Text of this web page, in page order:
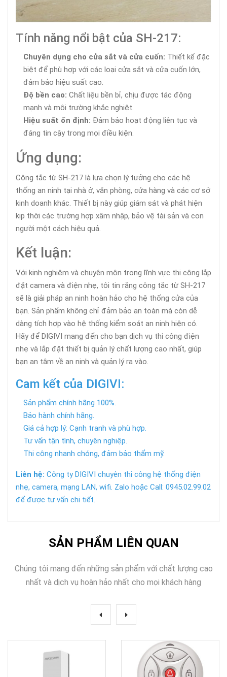
Tính năng nổi bật của SH-217:
Chuyên dụng cho cửa sắt và cửa cuốn: Thiết kế đặc
biệt để phù hợp với các loại cửa sắt và cửa cuốn lớn,
đảm bảo hiệu suất cao.
Độ bền cao: Chất liệu bền bỉ, chịu được tác động
mạnh và môi trường khắc nghiệt.
Hiệu suất ổn định: Đảm bảo hoạt động liên tục và
đáng tin cậy trong mọi điều kiện.
Ứng dụng:
Công tắc từ SH-217 là lựa chọn lý tưởng cho các hệ
thống an ninh tại nhà ở, văn phòng, cửa hàng và các cơ sở
kinh doanh khác. Thiết bị này giúp giám sát và phát hiện
kịp thời các trường hợp xâm nhập, bảo vệ tài sản và con
người một cách hiệu quả.
Kết luận:
Với kinh nghiệm và chuyên môn trong lĩnh vực thi công lắp
đặt camera và điện nhẹ, tôi tin rằng công tắc từ SH-217
sẽ là giải pháp an ninh hoàn hảo cho hệ thống cửa của
bạn. Sản phẩm không chỉ đảm bảo an toàn mà còn dễ
dàng tích hợp vào hệ thống kiểm soát an ninh hiện có.
Hãy để DIGIVI mang đến cho bạn dịch vụ thi công điện
nhẹ và lắp đặt thiết bị quản lý chất lượng cao nhất, giúp
bạn an tâm về an ninh và quản lý ra vào.
Cam kết của DIGIVI:
Sản phẩm chính hãng 100%.
Bảo hành chính hãng.
Giá cả hợp lý: Cạnh tranh và phù hợp.
Tư vấn tận tình, chuyên nghiệp.
Thi công nhanh chóng, đảm bảo thẩm mỹ.
Liên hệ: Công ty DIGIVI chuyên thi công hệ thống điện
nhẹ, camera, mạng LAN, wifi. Zalo hoặc Call: 0945.02.99.02
để được tư vấn chi tiết.
SẢN PHẨM LIÊN QUAN
Chúng tôi mang đến những sản phẩm với chất lượng cao
nhất và dịch vụ hoàn hảo nhất cho mọi khách hàng